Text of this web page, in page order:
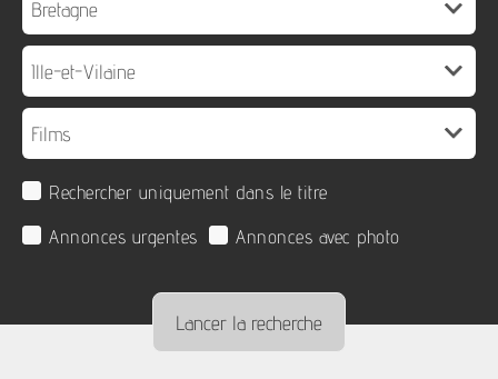
Rechercher uniquement dans le titre
Annonces urgentes
Annonces avec photo